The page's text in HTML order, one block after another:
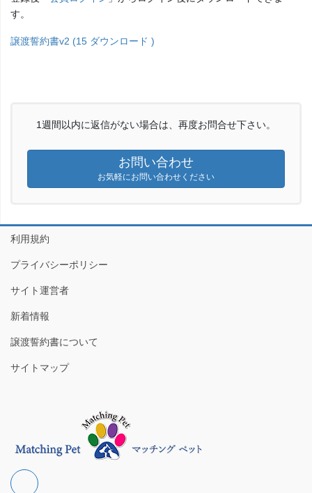
す。
譲渡誓約書v2 (15 ダウンロード )
1週間以内に返信がない場合は、再度お問合せ下さい。
お問い合わせ
お気軽にお問い合わせください
利用規約
プライバシーポリシー
サイト運営者
新着情報
譲渡誓約書について
サイトマップ